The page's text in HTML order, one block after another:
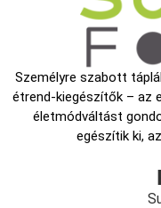
Személyre szabott
étrend-kiegészítők – az
életmódváltást
egészítik ki,